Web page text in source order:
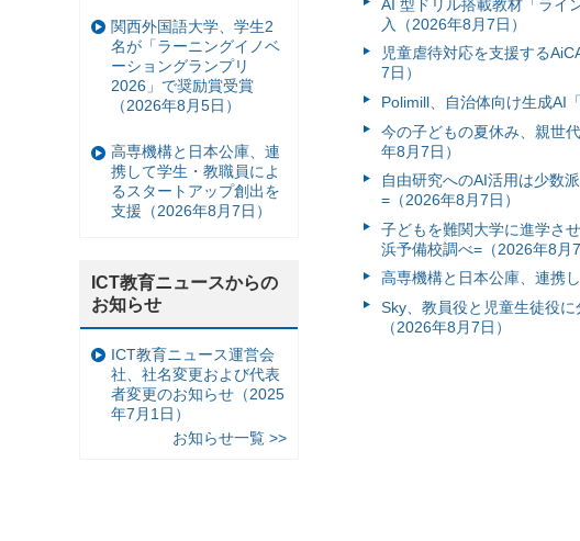
AI 型ドリル搭載教材「ライ
入（2026年8月7日）
児童虐待対応を支援する
7日）
Polimill、自治体向け生成AI
今の子どもの夏休み、親世
年8月7日）
自由研究へのAI活用は少数
=（2026年8月7日）
子どもを難関大学に進学さ
浜予備校調べ=（2026年8月7
高専機構と日本公庫、連携
Sky、教員役と児童生徒役
（2026年8月7日）
関西外国語大学、学生2
名が「ラーニングイノベ
ーショングランプリ
2026」で奨励賞受賞
（2026年8月5日）
高専機構と日本公庫、連
携して学生・教職員によ
るスタートアップ創出を
支援（2026年8月7日）
ICT教育ニュースからの
お知らせ
ICT教育ニュース運営会
社、社名変更および代表
者変更のお知らせ（2025
年7月1日）
お知らせ一覧 >>